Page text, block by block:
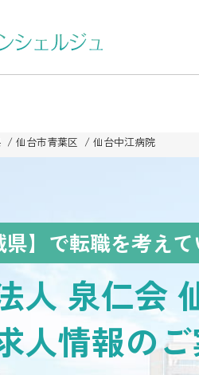
仙台市青葉区 仙台中江病院
県】で転職を考え
人 泉仁会
人情報の